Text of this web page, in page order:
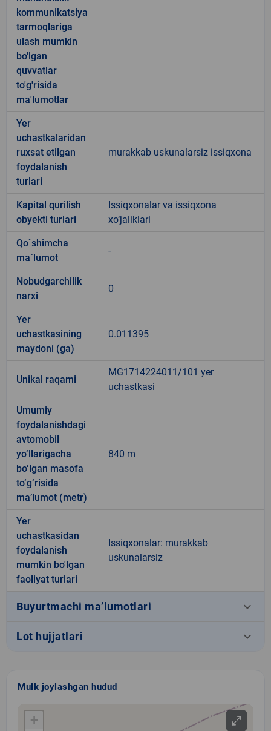
kommunikatsiya
tarmoqlariga
ulash mumkin
bo'lgan
quvvatlar
to'g'risida
ma'lumotlar
Yer
uchastkalaridan
ruxsat etilgan
foydalanish
turlari
murakkab uskunalarsiz issiqxona
Kapital qurilish
obyekti turlari
Issiqxonalar va issiqxona
xo‘jaliklari
Qo`shimcha
ma`lumot
-
Nobudgarchilik
narxi
0
Yer
uchastkasining
maydoni (ga)
0.011395
Unikal raqami
MG1714224011/101 yer
uchastkasi
Umumiy
foydalanishdagi
avtomobil
yo‘llarigacha
bo‘lgan masofa
to‘g‘risida
ma’lumot (metr)
840 m
Yer
uchastkasidan
foydalanish
mumkin bo'lgan
faoliyat turlari
Issiqxonalar: murakkab
uskunalarsiz
Buyurtmachi ma’lumotlari keyboard_arrow_down
Lot hujjatlari keyboard_arrow_down
Mulk joylashgan hudud
+